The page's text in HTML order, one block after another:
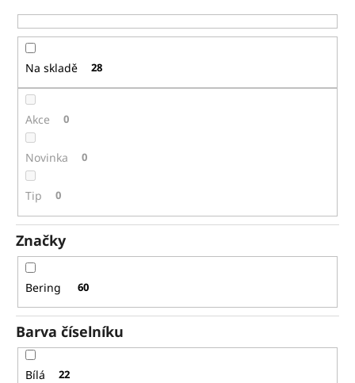
o
d
u
k
ů
Na skladě 28
Akce 0
Novinka 0
Tip 0
Značky
Bering 60
Barva číselníku
Bílá 22
D
o
p
r
u
u
m
SEIKO
SPB467J1
17
Kč
Původně:
27
500